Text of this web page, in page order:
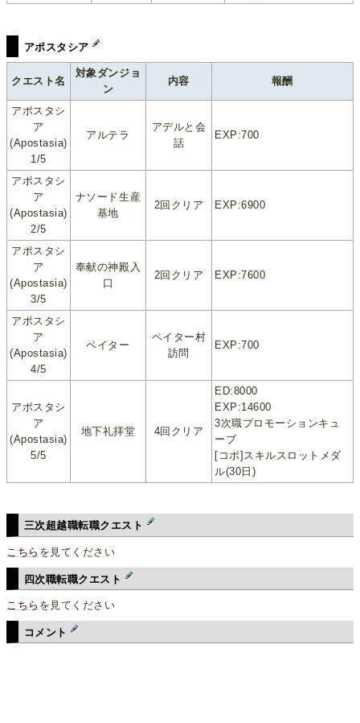
アポスタシア
クエスト名
対象ダンジョ
ン
内容 報酬
アポスタシ
ア
(Apostasia)
1/5
アルテラ
アデルと会
話
EXP:700
アポスタシ
ア
(Apostasia)
2/5
ナソード生産
基地
2回クリア EXP:6900
アポスタシ
ア
(Apostasia)
3/5
奉献の神殿入
口
2回クリア EXP:7600
アポスタシ
ア
(Apostasia)
4/5
ペイター
ペイター村
訪問
EXP:700
アポスタシ
ア
(Apostasia)
5/5
地下礼拝堂 4回クリア
ED:8000
EXP:14600
3次職プロモーションキュ
ーブ
[コボ]スキルスロットメダ
ル(30日)
三次超越職転職クエスト
こちら を見てください
四次職転職クエスト
こちら を見てください
コメント